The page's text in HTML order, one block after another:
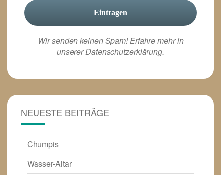
Wir senden keinen Spam! Erfahre mehr in
unsererDatenschutzerklärung.
NEUESTE BEITRÄGE
Chumpis
Wasser-Altar